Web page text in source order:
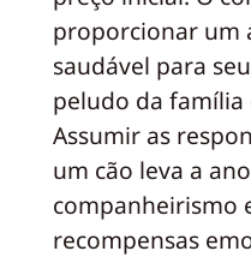
proporcionar um
saudável para
peludo da
Assumir as
um cão leva a
companheirismo
recompensas